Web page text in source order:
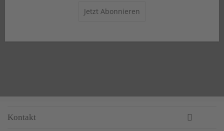
Jetzt Abonnieren
Kontakt